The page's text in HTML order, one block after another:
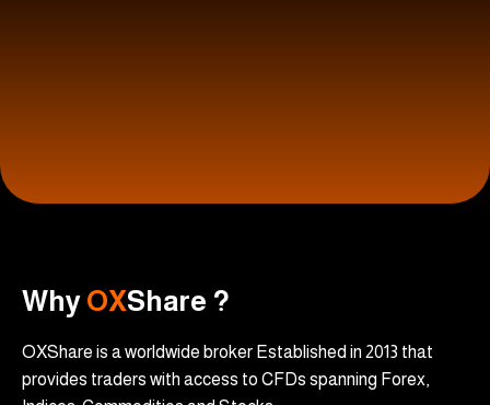
Why OXShare ?
OXShare is a worldwide broker Established in 2013 that
provides traders with access to CFDs spanning Forex,